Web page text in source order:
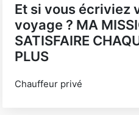
Et si vous écriviez
voyage ? MA
SATISFAIRE
PLUS
Chauffeur privé